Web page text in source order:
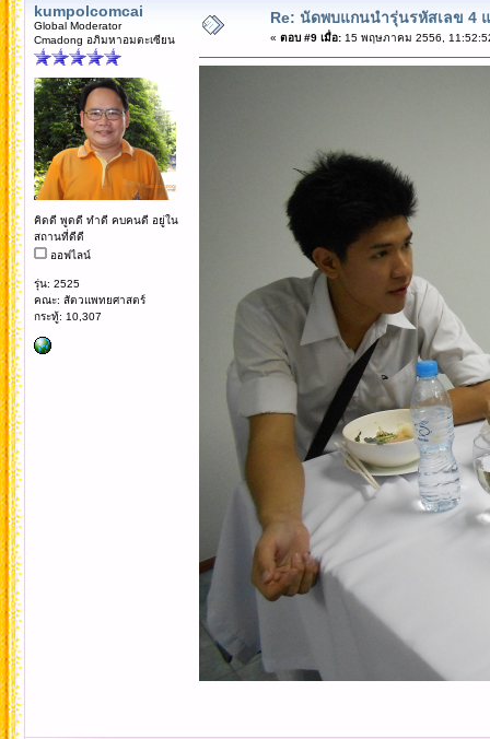
kumpolcomcai
Global Moderator
Cmadong อภิมหาอมตะเซียน
คิดดี พูดดี ทำดี คบคนดี อยู่ใน
สถานที่ดีดี
ออฟไลน์
รุ่น: 2525
คณะ: สัตวแพทยศาสตร์
กระทู้: 10,307
Re: นัดพบแกนนำรุ่นรหัสเลข 4
« ตอบ #9 เมื่อ:15 พฤษภาคม 2556,